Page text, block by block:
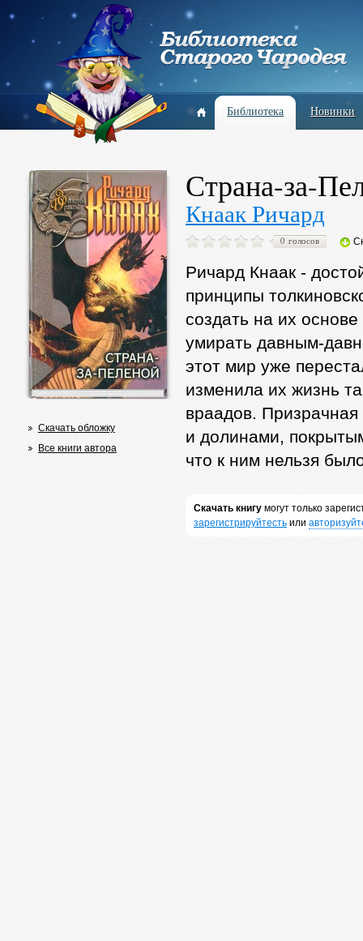
Библиотека Новинки
Скачать обложку
Все книги автора
Страна-за-
Кнаак Ричард
0 голосов
Ричард Кнаак -
принципы
создать на их
умирать давным-
этот мир уже
изменила их жизнь
враадов.
и долинами,
что к ним нельзя
Скачать книгумогут только
зарегистрируйтестьили